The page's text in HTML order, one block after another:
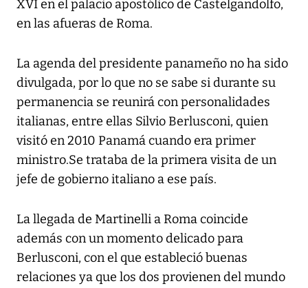
XVI en el palacio apostólico de Castelgandolfo,
en las afueras de Roma.
La agenda del presidente panameño no ha sido
divulgada, por lo que no se sabe si durante su
permanencia se reunirá con personalidades
italianas, entre ellas Silvio Berlusconi, quien
visitó en 2010 Panamá cuando era primer
ministro.Se trataba de la primera visita de un
jefe de gobierno italiano a ese país.
La llegada de Martinelli a Roma coincide
además con un momento delicado para
Berlusconi, con el que estableció buenas
relaciones ya que los dos provienen del mundo